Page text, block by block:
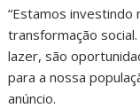
“Estamos
transformação
lazer, são
para a nossa
anúncio.